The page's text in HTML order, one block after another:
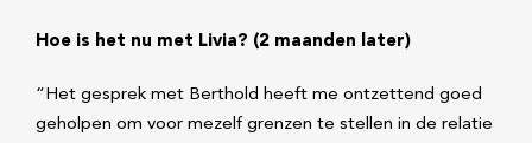
Hoe is het nu met Livia? (2 maanden later)
“Het gesprek met Berthold heeft me ontzettend goed
geholpen om voor mezelf grenzen te stellen in de relatie